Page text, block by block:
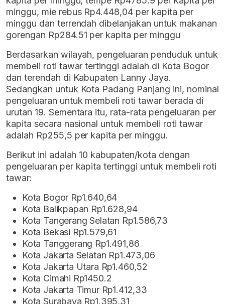
minggu, mie rebus Rp4.448,04 per kapita per
minggu dan terrendah dibelanjakan untuk makanan
gorengan Rp284.51 per kapita per minggu
Berdasarkan wilayah, pengeluaran penduduk untuk
membeli roti tawar tertinggi adalah di Kota Bogor
dan terendah di Kabupaten Lanny Jaya.
Sedangkan untuk Kota Padang Panjang ini, nominal
pengeluaran untuk membeli roti tawar berada di
urutan 19. Sementara itu, rata-rata pengeluaran per
kapita secara nasional untuk membeli roti tawar
adalah Rp255,5 per kapita per minggu.
Berikut ini adalah 10 kabupaten/kota dengan
pengeluaran per kapita tertinggi untuk membeli roti
tawar:
Kota Bogor Rp1.640,64
Kota Balikpapan Rp1.628,94
Kota Tangerang Selatan Rp1.586,73
Kota Bekasi Rp1.579,61
Kota Tanggerang Rp1.491,86
Kota Jakarta Selatan Rp1.473,06
Kota Jakarta Utara Rp1.460,52
Kota Cimahi Rp1450.2
Kota Jakarta Timur Rp1.412,33
Kota Surabaya Rp1.395,31